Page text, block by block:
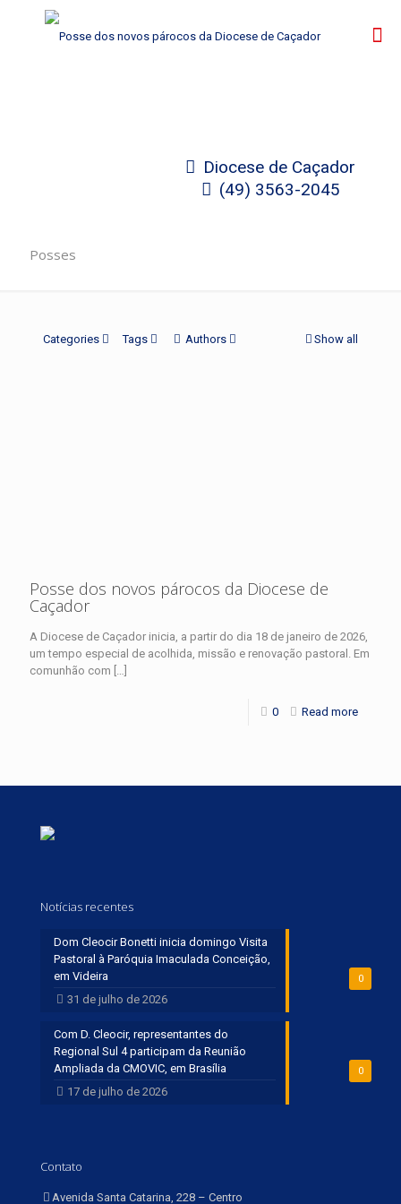
Diocese de Caçador
(49) 3563-2045
Posses
Categories Tags Authors Show all
Posse dos novos párocos da Diocese de
Caçador
A Diocese de Caçador inicia, a partir do dia 18 de janeiro de 2026,
um tempo especial de acolhida, missão e renovação pastoral. Em
comunhão com […]
0 Read more
Notícias recentes
0
Dom Cleocir Bonetti inicia domingo Visita
Pastoral à Paróquia Imaculada Conceição,
em Videira
31 de julho de 2026
0
Com D. Cleocir, representantes do
Regional Sul 4 participam da Reunião
Ampliada da CMOVIC, em Brasília
17 de julho de 2026
Contato
Avenida Santa Catarina, 228 – Centro